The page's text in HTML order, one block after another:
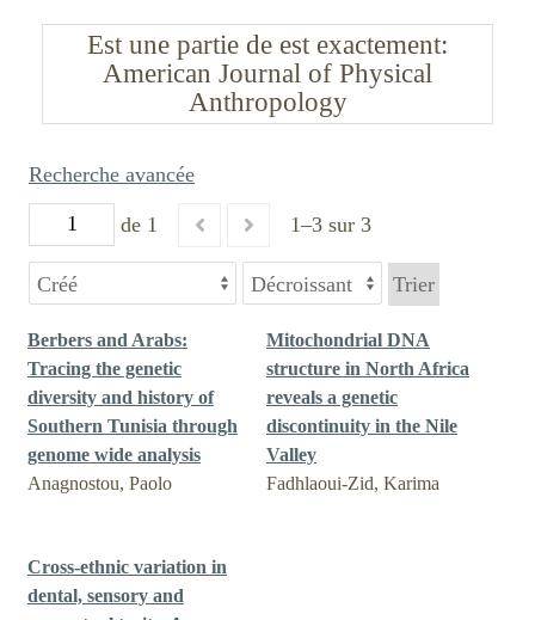
Est une partie de est exactement
American Journal of Physical
Anthropology
de 1 1–3 sur 3
Recherche avancée
Trier
Berbers and Arabs:
Tracing the genetic
diversity and history of
Southern Tunisia through
genome wide analysis
Anagnostou, Paolo
Mitochondrial DNA
structure in North Africa
reveals a genetic
discontinuity in the Nile
Valley
Fadhlaoui-Zid, Karima
Cross-ethnic variation in
dental, sensory and